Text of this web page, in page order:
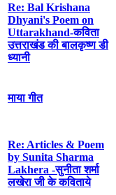
Re: Bal Krishana
Dhyani's Poem on
Uttarakhand-कविता
उत्तराखंड की बालकृष्ण डी
ध्यानी
माया गीत
Re: Articles & Poem
by Sunita Sharma
Lakhera -सुनीता शर्मा
लखेरा जी के कविताये